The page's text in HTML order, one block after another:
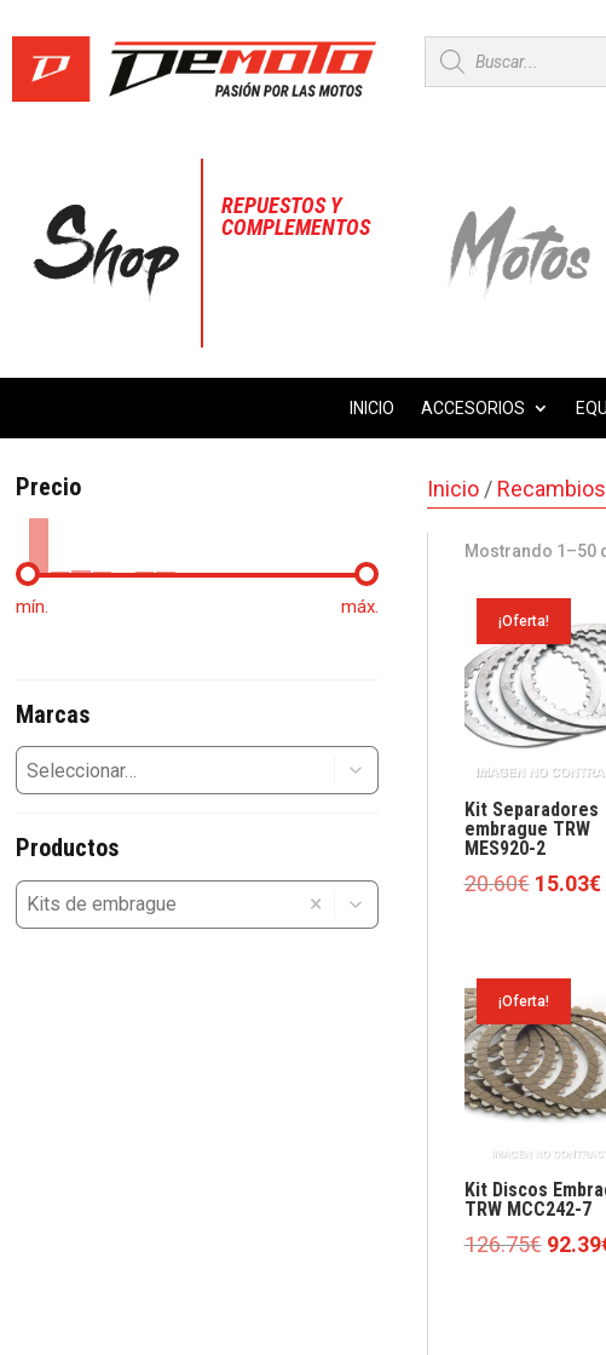
Búsqueda
de
productos
REPUESTOS Y
COMPLEMENTOS
INICIO ACCESORIOS
Precio
mín. máx.
Marcas
Productos
×
Inicio/ Recambios
Mostrando 1–50
¡Oferta!
Kit Separadores
embrague TRW
MES920-2
20.60€ El
era:
20.60€.
15.03€El
¡Oferta!
Kit Discos
TRW MCC242-7
126.75€ El
92.39